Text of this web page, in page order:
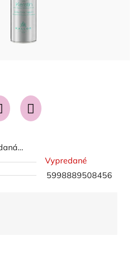
Vypredané
5998889508456